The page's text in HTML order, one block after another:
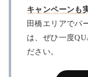
キャンペーンも
田橋エリアでパ
は、ぜひ一度
ださい。